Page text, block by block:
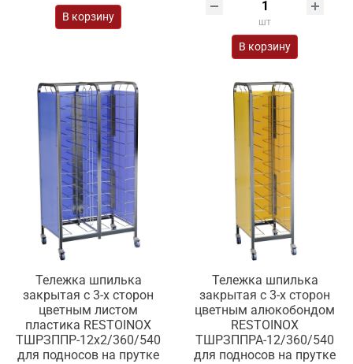
В корзину шт
В корзину
Тележка шпилька
закрытая с 3-х сторон
цветным листом
пластика RESTOINOX
ТШРЗППР-12х2/360/540
для подносов на прутке
Тележка шпилька
закрытая с 3-х сторон
цветным алюкобондом
RESTOINOX
ТШРЗППРА-12/360/540
для подносов на прутке